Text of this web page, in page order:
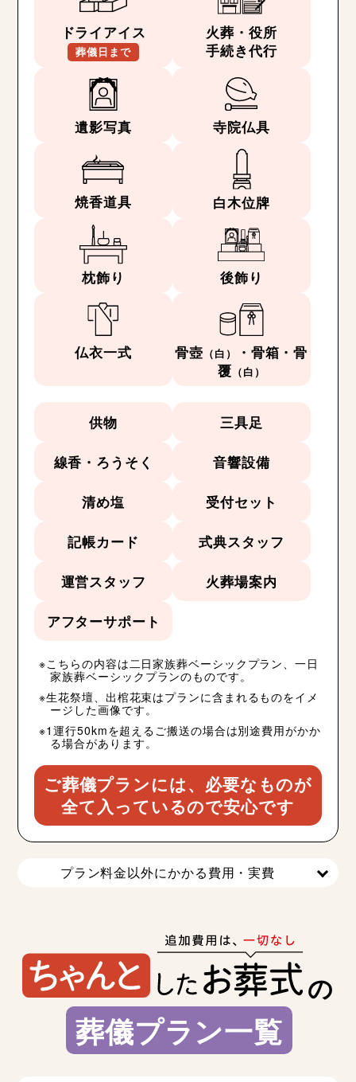
ドライアイス
葬儀日まで
火葬・役所
手続き代行
遺影写真 寺院仏具
焼香道具 白木位牌
枕飾り 後飾り
仏衣一式 骨壺 （白）
・骨箱・骨
覆 （白）
供物 三具足
線香・ろうそく 音響設備
清め塩 受付セット
記帳カード 式典スタッフ
運営スタッフ 火葬場案内
アフターサポート
こちらの内容は二日家族葬ベーシックプラン、一日
家族葬ベーシックプランのものです。
生花祭壇、出棺花束はプランに含まれるものをイメ
ージした画像です。
1運行50kmを超えるご搬送の場合は別途費用がかか
る場合があります。
ご葬儀プランには、必要なものが
全て入っているので安心です
プラン料金以外にかかる費用・実費
の
葬儀プラン一覧